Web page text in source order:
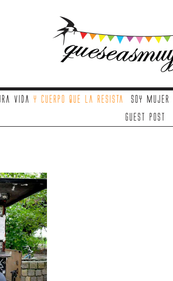
vida y cuerpo que la resista Soy mujer
Guest Post